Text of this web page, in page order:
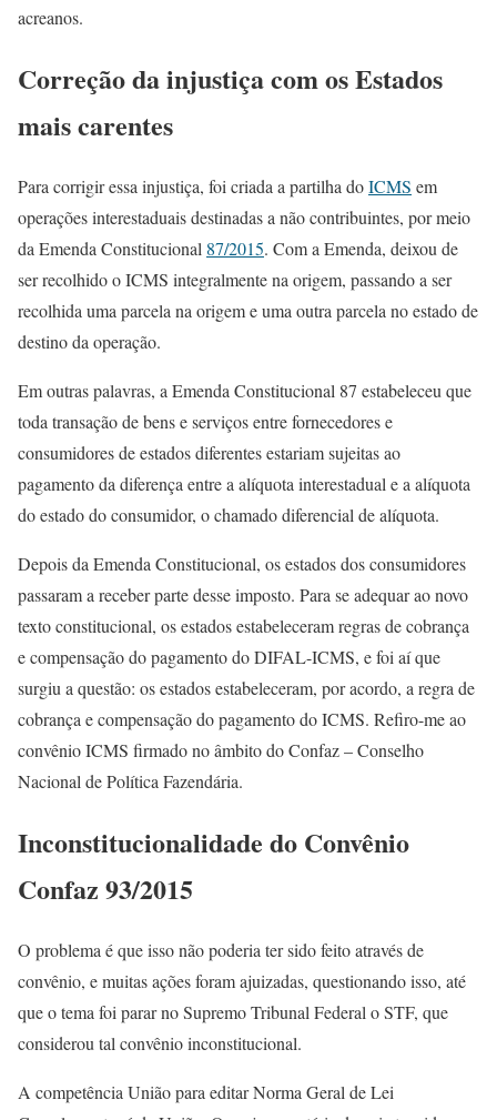
acreanos.
Correção da injustiça com os Estados
mais carentes
Para corrigir essa injustiça, foi criada a partilha doICMS em
operações interestaduais destinadas a não contribuintes, por meio
da Emenda Constitucional 87/2015. Com a Emenda, deixou de
ser recolhido o ICMS integralmente na origem, passando a ser
recolhida uma parcela na origem e uma outra parcela no estado de
destino da operação.
Em outras palavras, a Emenda Constitucional 87 estabeleceu que
toda transação de bens e serviços entre fornecedores e
consumidores de estados diferentes estariam sujeitas ao
pagamento da diferença entre a alíquota interestadual e a alíquota
do estado do consumidor, o chamado diferencial de alíquota.
Depois da Emenda Constitucional, os estados dos consumidores
passaram a receber parte desse imposto. Para se adequar ao novo
texto constitucional, os estados estabeleceram regras de cobrança
e compensação do pagamento do DIFAL-ICMS, e foi aí que
surgiu a questão: os estados estabeleceram, por acordo, a regra de
cobrança e compensação do pagamento do ICMS. Refiro-me ao
convênio ICMS firmado no âmbito do Confaz – Conselho
Nacional de Política Fazendária.
Inconstitucionalidade do Convênio
Confaz 93/2015
O problema é que isso não poderia ter sido feito através de
convênio, e muitas ações foram ajuizadas, questionando isso, até
que o tema foi parar no Supremo Tribunal Federal o STF, que
considerou tal convênio inconstitucional.
A competência União para editar Norma Geral de Lei